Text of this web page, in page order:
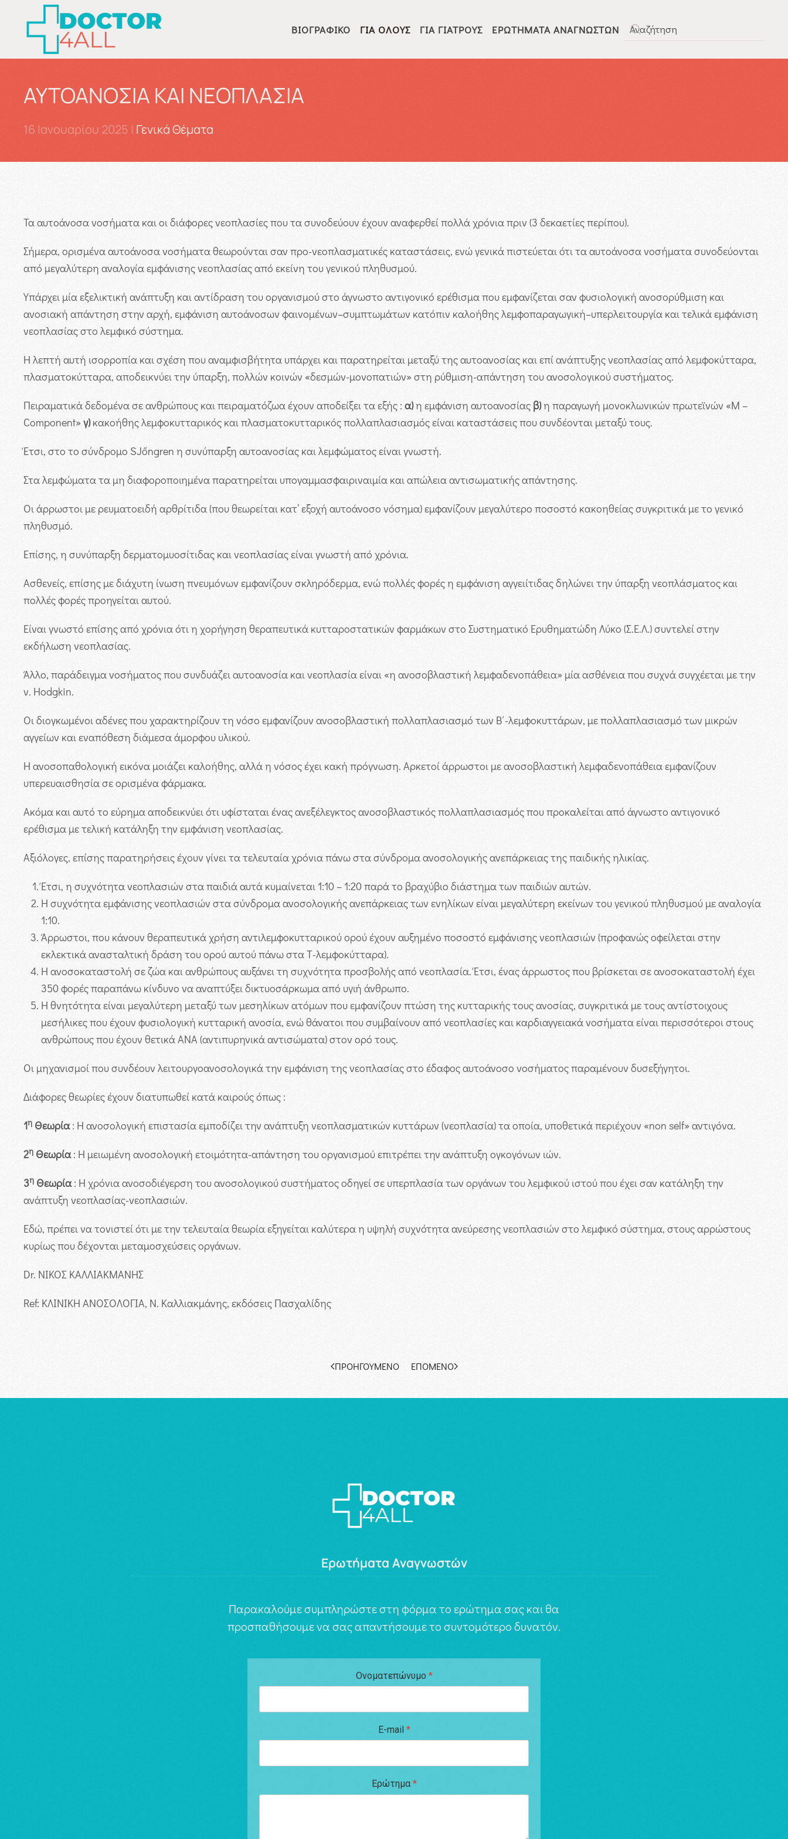
Skip to main content ΒΙΟΓΡΑΦΙΚΌ ΓΙΑ ΌΛΟΥΣ ΓΙΑ ΓΙΑΤΡΟΎΣ
ΕΡΩΤΉΜΑΤΑ ΑΝΑΓΝΩΣΤΏΝ
ΑΥΤΟΑΝΟΣΙΑ ΚΑΙ ΝΕΟΠΛΑΣΙΑ
16 Ιανουαρίου 2025 | Γενικά Θέματα
Τα αυτοάνοσα νοσήματα και οι διάφορες νεοπλασίες που τα συνοδεύουν έχουν αναφερθεί πολλά χρόνια πριν (3 δεκαετίες περίπου).
Σήμερα, ορισμένα αυτοάνοσα νοσήματα θεωρούνται σαν προ-νεοπλασματικές καταστάσεις, ενώ γενικά πιστεύεται ότι τα αυτοάνοσα νοσήματα συνοδεύονται
από μεγαλύτερη αναλογία εμφάνισης νεοπλασίας από εκείνη του γενικού πληθυσμού.
Υπάρχει μία εξελικτική ανάπτυξη και αντίδραση του οργανισμού στο άγνωστο αντιγονικό ερέθισμα που εμφανίζεται σαν φυσιολογική ανοσορύθμιση και
ανοσιακή απάντηση στην αρχή, εμφάνιση αυτοάνοσων φαινομένων–συμπτωμάτων κατόπιν καλοήθης λεμφοπαραγωγική–υπερλειτουργία και τελικά εμφάνιση
νεοπλασίας στο λεμφικό σύστημα.
Η λεπτή αυτή ισορροπία και σχέση που αναμφισβήτητα υπάρχει και παρατηρείται μεταξύ της αυτοανοσίας και επί ανάπτυξης νεοπλασίας από λεμφοκύτταρα,
πλασματοκύτταρα, αποδεικνύει την ύπαρξη, πολλών κοινών «δεσμών-μονοπατιών» στη ρύθμιση-απάντηση του ανοσολογικού συστήματος.
Πειραματικά δεδομένα σε ανθρώπους και πειραματόζωα έχουν αποδείξει τα εξής : α)η εμφάνιση αυτοανοσίας β)η παραγωγή μονοκλωνικών πρωτεϊνών «Μ –
Component»γ)κακοήθης λεμφοκυτταρικός και πλασματοκυτταρικός πολλαπλασιασμός είναι καταστάσεις που συνδέονται μεταξύ τους.
Έτσι, στο το σύνδρομο SJőngren η συνύπαρξη αυτοανοσίας και λεμφώματος είναι γνωστή.
Στα λεμφώματα τα μη διαφοροποιημένα παρατηρείται υπογαμμασφαιριναιμία και απώλεια αντισωματικής απάντησης.
Οι άρρωστοι με ρευματοειδή αρθρίτιδα (που θεωρείται κατ’ εξοχή αυτοάνοσο νόσημα) εμφανίζουν μεγαλύτερο ποσοστό κακοηθείας συγκριτικά με το γενικό
πληθυσμό.
Επίσης, η συνύπαρξη δερματομυοσίτιδας και νεοπλασίας είναι γνωστή από χρόνια.
Ασθενείς, επίσης με διάχυτη ίνωση πνευμόνων εμφανίζουν σκληρόδερμα, ενώ πολλές φορές η εμφάνιση αγγειίτιδας δηλώνει την ύπαρξη νεοπλάσματος και
πολλές φορές προηγείται αυτού.
Είναι γνωστό επίσης από χρόνια ότι η χορήγηση θεραπευτικά κυτταροστατικών φαρμάκων στο Συστηματικό Ερυθηματώδη Λύκο (Σ.Ε.Λ.) συντελεί στην
εκδήλωση νεοπλασίας.
Άλλο, παράδειγμα νοσήματος που συνδυάζει αυτοανοσία και νεοπλασία είναι «η ανοσοβλαστική λεμφαδενοπάθεια» μία ασθένεια που συχνά συγχέεται με την
ν. Hodgkin.
Οι διογκωμένοι αδένες που χαρακτηρίζουν τη νόσο εμφανίζουν ανοσοβλαστική πολλαπλασιασμό των Β΄-λεμφοκυττάρων, με πολλαπλασιασμό των μικρών
αγγείων και εναπόθεση διάμεσα άμορφου υλικού.
Η ανοσοπαθολογική εικόνα μοιάζει καλοήθης, αλλά η νόσος έχει κακή πρόγνωση. Αρκετοί άρρωστοι με ανοσοβλαστική λεμφαδενοπάθεια εμφανίζουν
υπερευαισθησία σε ορισμένα φάρμακα.
Ακόμα και αυτό το εύρημα αποδεικνύει ότι υφίσταται ένας ανεξέλεγκτος ανοσοβλαστικός πολλαπλασιασμός που προκαλείται από άγνωστο αντιγονικό
ερέθισμα με τελική κατάληξη την εμφάνιση νεοπλασίας.
Αξιόλογες, επίσης παρατηρήσεις έχουν γίνει τα τελευταία χρόνια πάνω στα σύνδρομα ανοσολογικής ανεπάρκειας της παιδικής ηλικίας.
Έτσι, η συχνότητα νεοπλασιών στα παιδιά αυτά κυμαίνεται 1:10 – 1:20 παρά το βραχύβιο διάστημα των παιδιών αυτών.
Η συχνότητα εμφάνισης νεοπλασιών στα σύνδρομα ανοσολογικής ανεπάρκειας των ενηλίκων είναι μεγαλύτερη εκείνων του γενικού πληθυσμού με αναλογία
1:10.
Άρρωστοι, που κάνουν θεραπευτικά χρήση αντιλεμφοκυτταρικού ορού έχουν αυξημένο ποσοστό εμφάνισης νεοπλασιών (προφανώς οφείλεται στην
εκλεκτικά ανασταλτική δράση του ορού αυτού πάνω στα Τ-λεμφοκύτταρα).
Η ανοσοκαταστολή σε ζώα και ανθρώπους αυξάνει τη συχνότητα προσβολής από νεοπλασία. Έτσι, ένας άρρωστος που βρίσκεται σε ανοσοκαταστολή έχει
350 φορές παραπάνω κίνδυνο να αναπτύξει δικτυοσάρκωμα από υγιή άνθρωπο.
Η θνητότητα είναι μεγαλύτερη μεταξύ των μεσηλίκων ατόμων που εμφανίζουν πτώση της κυτταρικής τους ανοσίας, συγκριτικά με τους αντίστοιχους
μεσήλικες που έχουν φυσιολογική κυτταρική ανοσία, ενώ θάνατοι που συμβαίνουν από νεοπλασίες και καρδιαγγειακά νοσήματα είναι περισσότεροι στους
ανθρώπους που έχουν θετικά ΑΝΑ (αντιπυρηνικά αντισώματα) στον ορό τους.
Οι μηχανισμοί που συνδέουν λειτουργοανοσολογικά την εμφάνιση της νεοπλασίας στο έδαφος αυτοάνοσο νοσήματος παραμένουν δυσεξήγητοι.
Διάφορες θεωρίες έχουν διατυπωθεί κατά καιρούς όπως :
1η Θεωρία: Η ανοσολογική επιστασία εμποδίζει την ανάπτυξη νεοπλασματικών κυττάρων (νεοπλασία) τα οποία, υποθετικά περιέχουν «non self» αντιγόνα.
2η Θεωρία: Η μειωμένη ανοσολογική ετοιμότητα-απάντηση του οργανισμού επιτρέπει την ανάπτυξη ογκογόνων ιών.
3η Θεωρία: Η χρόνια ανοσοδιέγερση του ανοσολογικού συστήματος οδηγεί σε υπερπλασία των οργάνων του λεμφικού ιστού που έχει σαν κατάληξη την
ανάπτυξη νεοπλασίας-νεοπλασιών.
Εδώ, πρέπει να τονιστεί ότι με την τελευταία θεωρία εξηγείται καλύτερα η υψηλή συχνότητα ανεύρεσης νεοπλασιών στο λεμφικό σύστημα, στους αρρώστους
κυρίως που δέχονται μεταμοσχεύσεις οργάνων.
Dr. ΝΙΚΟΣ ΚΑΛΛΙΑΚΜΑΝΗΣ
Ref: ΚΛΙΝΙΚΗ ΑΝΟΣΟΛΟΓΙΑ, Ν. Καλλιακμάνης, εκδόσεις Πασχαλίδης
ΠΡΟΗΓΟΎΜΕΝΟ ΕΠΌΜΕΝΟ
Ερωτήματα Αναγνωστών
Παρακαλούμε συμπληρώστε στη φόρμα το ερώτημα σας και θα
προσπαθήσουμε να σας απαντήσουμε το συντομότερο δυνατόν.
Ονοματεπώνυμο *
E-mail *
Ερώτημα *